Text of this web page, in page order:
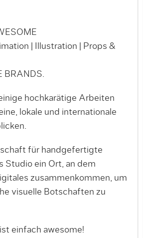
| Illustration | Props &
BRANDS.
hochkarätige Arbeiten
lokale und internationale
für handgefertigte
Studio ein Ort, an dem
zusammenkommen, um
visuelle Botschaften zu
einfach awesome!